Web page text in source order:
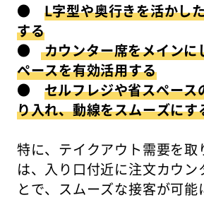
● L字型や奥行きを活かし
する
● カウンター席をメインに
ペースを有効活用する
● セルフレジや省スペース
り入れ、動線をスムーズにす
特に、テイクアウト需要を取
は、入り口付近に注文カウン
とで、スムーズな接客が可能